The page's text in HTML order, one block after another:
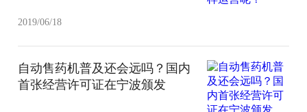
2019/06/18
自动售药机普及还会远吗？国内
首张经营许可证在宁波颁发